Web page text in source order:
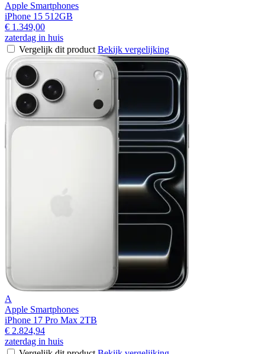
Apple Smartphones
iPhone 15 512GB
€ 1.349,00
zaterdag in huis
Vergelijk dit product Bekijk vergelijking
A
Apple Smartphones
iPhone 17 Pro Max 2TB
€ 2.824,94
zaterdag in huis